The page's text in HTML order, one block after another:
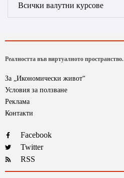
Всички валутни курсове
Реалността във виртуалното пространство.
За „Икономически живот“
Условия за ползване
Реклама
Контакти
Facebook
Twitter
RSS